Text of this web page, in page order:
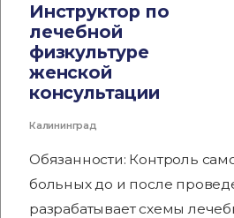
Инструктор по
лечебной
физкультуре
женской
консультации
Калининград
Обязанности: Контроль
больных до и после
разрабатывает схемы